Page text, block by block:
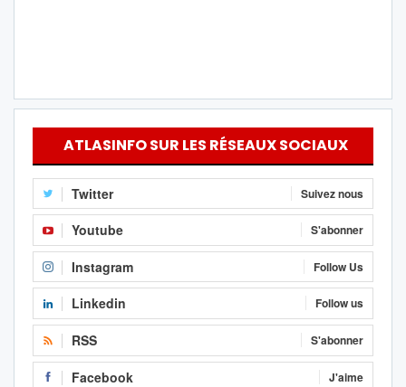
ATLASINFO SUR LES RÉSEAUX SOCIAUX
Twitter Suivez nous
Youtube S'abonner
Instagram Follow Us
Linkedin Follow us
RSS S'abonner
Facebook J'aime